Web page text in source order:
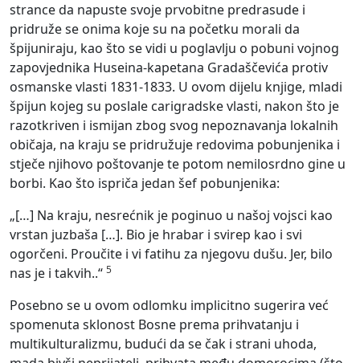
strance da napuste svoje prvobitne predrasude i
pridruže se onima koje su na početku morali da
špijuniraju, kao što se vidi u poglavlju o pobuni vojnog
zapovjednika Huseina-kapetana Gradaščevića protiv
osmanske vlasti 1831-1833. U ovom dijelu knjige, mladi
špijun kojeg su poslale carigradske vlasti, nakon što je
razotkriven i ismijan zbog svog nepoznavanja lokalnih
običaja, na kraju se pridružuje redovima pobunjenika i
stječe njihovo poštovanje te potom nemilosrdno gine u
borbi. Kao što ispriča jedan šef pobunjenika:
„[…] Na kraju, nesrećnik je poginuo u našoj vojsci kao
vrstan juzbaša […]. Bio je hrabar i svirep kao i svi
ogorčeni. Proučite i vi fatihu za njegovu dušu. Jer, bilo
nas je i takvih..“ 5
Posebno se u ovom odlomku implicitno sugerira već
spomenuta sklonost Bosne prema prihvatanju i
multikulturalizmu, budući da se čak i strani uhoda,